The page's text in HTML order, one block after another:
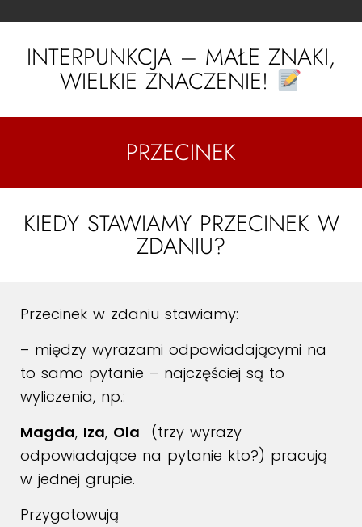
INTERPUNKCJA – MAŁE ZNAKI,
WIELKIE ZNACZENIE!
PRZECINEK
KIEDY STAWIAMY PRZECINEK W
ZDANIU?
Przecinek w zdaniu stawiamy:
– między wyrazami odpowiadającymi na
to samo pytanie – najczęściej są to
wyliczenia, np.:
Magda, Iza, Ola (trzy wyrazy
odpowiadające na pytanie kto?) pracują
w jednej grupie.
Przygotowują